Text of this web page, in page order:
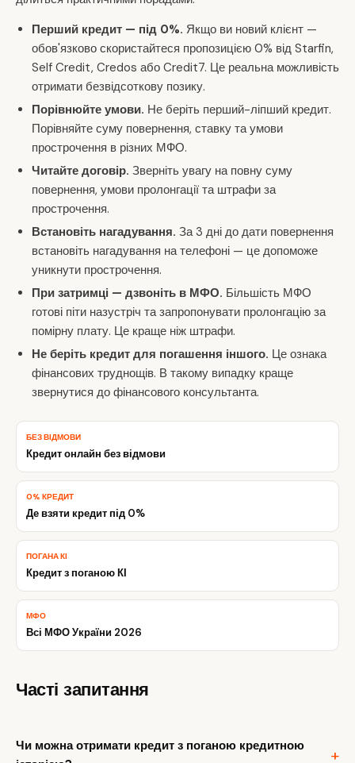
Перший кредит — під 0%. Якщо ви новий клієнт —
обов'язково скористайтеся пропозицією 0% від Starfin,
Self Credit, Credos або Credit7. Це реальна можливість
отримати безвідсоткову позику.
Порівнюйте умови. Не беріть перший-ліпший кредит.
Порівняйте суму повернення, ставку та умови
прострочення в різних МФО.
Читайте договір. Зверніть увагу на повну суму
повернення, умови пролонгації та штрафи за
прострочення.
Встановіть нагадування. За 3 дні до дати повернення
встановіть нагадування на телефоні — це допоможе
уникнути прострочення.
При затримці — дзвоніть в МФО. Більшість МФО
готові піти назустріч та запропонувати пролонгацію за
помірну плату. Це краще ніж штрафи.
Не беріть кредит для погашення іншого. Це ознака
фінансових труднощів. В такому випадку краще
звернутися до фінансового консультанта.
БЕЗ ВІДМОВИ
Кредит онлайн без відмови
0% КРЕДИТ
Де взяти кредит під 0%
ПОГАНА КІ
Кредит з поганою КІ
МФО
Всі МФО України 2026
Часті запитання
Чи можна отримати кредит з поганою кредитною